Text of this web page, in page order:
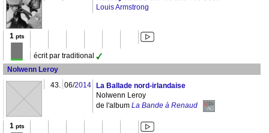
Louis Armstrong
1 pts
écrit par traditional
Nolwenn Leroy
43. 06/2014
La Ballade nord-irlandaise
Nolwenn Leroy
de l'album La Bande à Renaud
1 pts